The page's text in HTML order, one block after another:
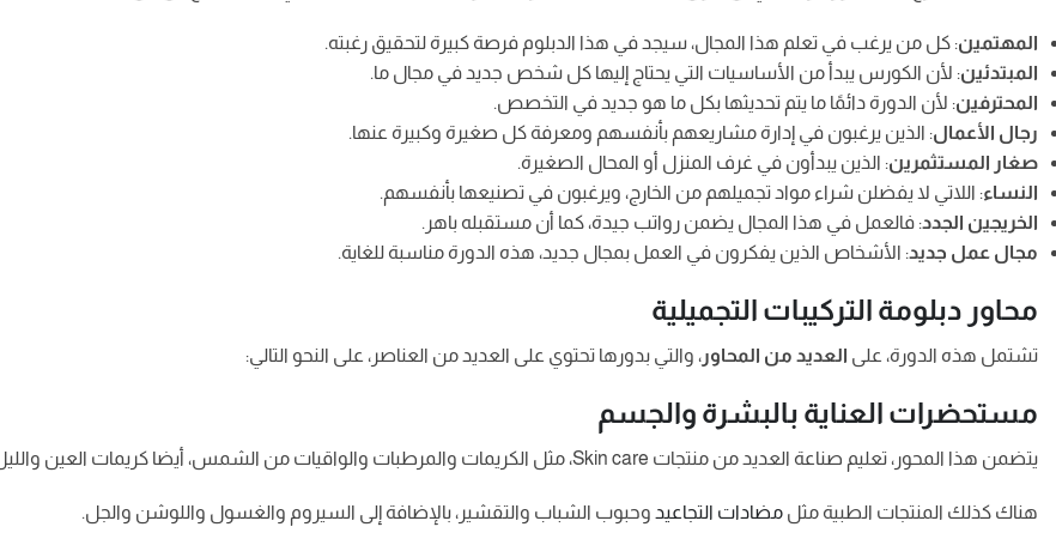
المهتمين: كل من يرغب في تعلم هذا المجال، سيجد في هذا الدبلوم فرصة كبيرة لتحقيق رغبته.
المبتدئين: لأن الكورس يبدأ من الأساسيات التي يحتاج إليها كل شخص جديد في مجال ما.
المحترفين: لأن الدورة دائمًا ما يتم تحديثها بكل ما هو جديد في التخصص.
رجال الأعمال: الذين يرغبون في إدارة مشاريعهم بأنفسهم ومعرفة كل صغيرة وكبيرة عنها.
صغار المستثمرين: الذين يبدأون في غرف المنزل أو المحال الصغيرة.
النساء: اللاتي لا يفضلن شراء مواد تجميلهم من الخارج، ويرغبون في تصنيعها بأنفسهم.
الخريجين الجدد: فالعمل في هذا المجال يضمن رواتب جيدة، كما أن مستقبله باهر.
مجال عمل جديد: الأشخاص الذين يفكرون في العمل بمجال جديد، هذه الدورة مناسبة للغاية.
محاور دبلومة التركيبات التجميلية
تشتمل هذه الدورة، على العديد من المحاور، والتي بدورها تحتوي على العديد من العناصر، على النحو التالي:
مستحضرات العناية بالبشرة والجسم
يتضمن هذا المحور، تعليم صناعة العديد من منتجات Skin care، مثل الكريمات والمرطبات والواقيات من الشمس، أيضا كريمات العين والليل والنهار.
هناك كذلك المنتجات الطبية مثل مضادات التجاعيد وحبوب الشباب والتقشير، بالإضافة إلى السيروم والغسول واللوشن والجل.